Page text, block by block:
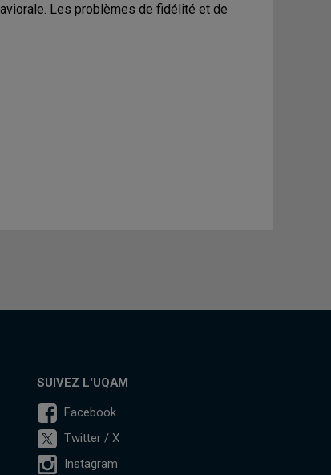
Les problèmes de fidélité et de
SUIVEZ L'UQAM
Facebook
Twitter / X
Instagram